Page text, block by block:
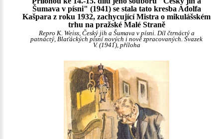
Šumava v písni" (1941) se stala tato kresba Adolfa
Kašpara z roku 1932, zachycující Mistra o mikulášském
trhu na pražské Malé Straně
Repro K. Weiss, Český jih a Šumava v písni. Díl čtrnáctý a
patnáctý, Blaťáckých písní nových i nově zpracovaných. Svazek
V. (1941), příloha